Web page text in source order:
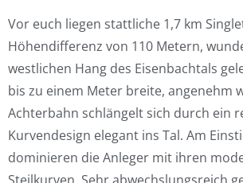
Vor euch liegen stattliche 1,7 km
Höhendifferenz von 110 Metern,
westlichen Hang des Eisenbachtals
bis zu einem Meter breite, angenehm
Achterbahn schlängelt sich durch ein
Kurvendesign elegant ins Tal. Am
dominieren die Anleger mit ihren